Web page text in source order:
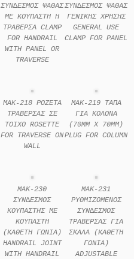
ΣΥΝ∆ΕΣΜΟΣ ΨΑΘΑΣ
ΜΕ ΚΟΥΠΑΣΤΗ Η
ΤΡΑΒΕΡΣΑ CLAMP
FOR HANDRAIL
WITH PANEL OR
TRAVERSE
ΣΥΝ∆ΕΣΜΟΣ ΨΑΘΑΣ
ΓΕΝΙΚΗΣ ΧΡΗΣΗΣ
GENERAL USE
CLAMP FOR PANEL
MAK-218 ΡΟΖΕΤΑ
ΤΡΑΒΕΡΣΑΣ ΣΕ
ΤΟΙΧΟ ROSETTE
FOR TRAVERSE ON
WALL
MAK-219 ΤΑΠΑ
ΓΙΑ ΚΟΛΟΝΑ
(70MM X 70MM)
PLUG FOR COLUMN
MAK-230
ΣΥΝ∆ΕΣΜΟΣ
ΚΟΥΠΑΣΤΗΣ ΜΕ
ΚΟΥΠΑΣΤΗ
(ΚΑΘΕΤΗ ΓΩΝΙΑ)
HANDRAIL JOINT
WITH HANDRAIL
MAK-231
ΡΥΘΜΙΖΟΜΕΝΟΣ
ΣΥΝ∆ΕΣΜΟΣ
ΤΡΑΒΕΡΣΑΣ ΓΙΑ
ΣΚΑΛΑ (ΚΑΘΕΤΗ
ΓΩΝΙΑ)
ADJUSTABLE